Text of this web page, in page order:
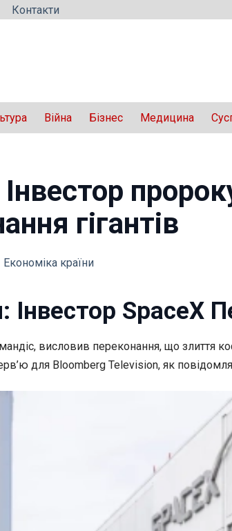
Контакти
Війна Бізнес Медицина
гігантів
Економіка країни
Інвестор
висловив переконання, що злиття
для Bloomberg Television, як